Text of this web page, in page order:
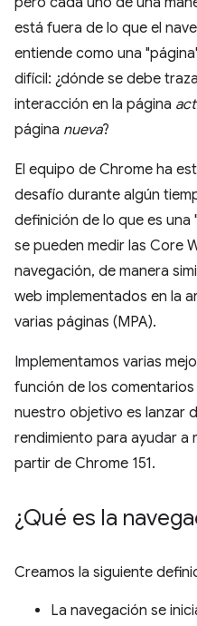
está fuera de lo que el
entiende como una
difícil: ¿dónde se debe
interacción en la página
página nueva?
El equipo de Chrome ha
desafío durante algún
definición de lo que es una
se pueden medir las Core
navegación, de manera
web implementados en la
varias páginas (MPA).
Implementamos varias
función de los
nuestro objetivo es lanzar
rendimiento para ayudar a
partir de Chrome 151.
¿Qué es la
Creamos la siguiente
La navegación se